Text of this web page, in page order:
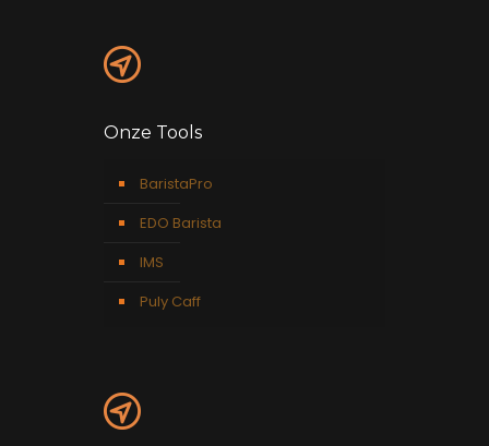
Onze Tools
BaristaPro
EDO Barista
IMS
Puly Caff